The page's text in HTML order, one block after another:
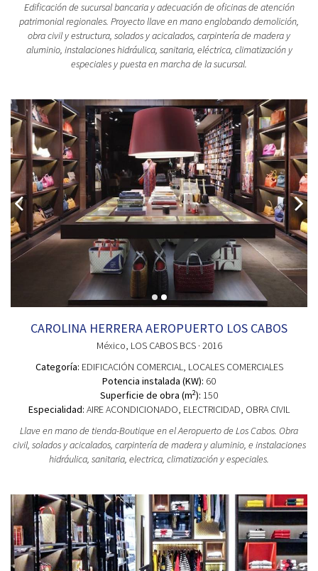
Edificación de sucursal bancaria y adecuación de oficinas de atención
patrimonial regionales. Proyecto llave en mano englobando demolición,
obra civil y estructura, solados y acicalados, carpintería de madera y
aluminio, instalaciones hidráulica, sanitaria, eléctrica, climatización y
especiales y puesta en marcha de la sucursal.
CAROLINA HERRERA AEROPUERTO LOS CABOS
México, LOS CABOS BCS· 2016
Categoría: EDIFICACIÓN COMERCIAL, LOCALES COMERCIALES
Potencia instalada (KW): 60
Superficie de obra (m2): 150
Especialidad: AIRE ACONDICIONADO, ELECTRICIDAD, OBRA CIVIL
Llave en mano de tienda-Boutique en el Aeropuerto de Los Cabos. Obra
civil, solados y acicalados, carpintería de madera y aluminio, e instalaciones
hidráulica, sanitaria, electrica, climatización y especiales.